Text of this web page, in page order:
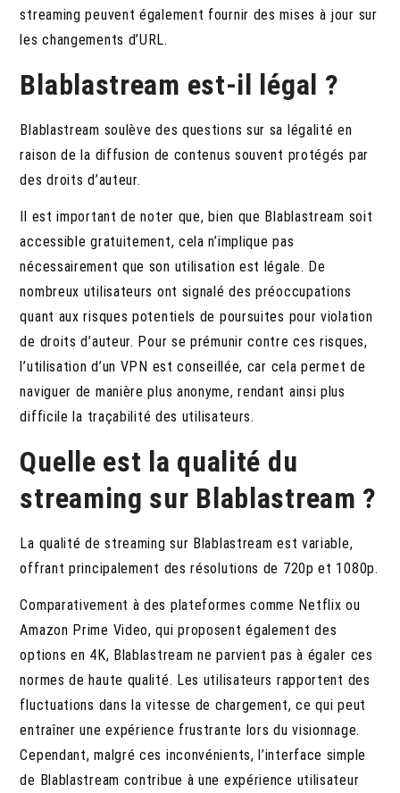
streaming peuvent également fournir des mises à jour sur
les changements d’URL.
Blablastream est-il légal ?
Blablastream soulève des questions sur sa légalité en
raison de la diffusion de contenus souvent protégés par
des droits d’auteur.
Il est important de noter que, bien que Blablastream soit
accessible gratuitement, cela n’implique pas
nécessairement que son utilisation est légale. De
nombreux utilisateurs ont signalé des préoccupations
quant aux risques potentiels de poursuites pour violation
de droits d’auteur. Pour se prémunir contre ces risques,
l’utilisation d’un VPN est conseillée, car cela permet de
naviguer de manière plus anonyme, rendant ainsi plus
difficile la traçabilité des utilisateurs.
Quelle est la qualité du
streaming sur Blablastream ?
La qualité de streaming sur Blablastream est variable,
offrant principalement des résolutions de 720p et 1080p.
Comparativement à des plateformes comme Netflix ou
Amazon Prime Video, qui proposent également des
options en 4K, Blablastream ne parvient pas à égaler ces
normes de haute qualité. Les utilisateurs rapportent des
fluctuations dans la vitesse de chargement, ce qui peut
entraîner une expérience frustrante lors du visionnage.
Cependant, malgré ces inconvénients, l’interface simple
de Blablastream contribue à une expérience utilisateur